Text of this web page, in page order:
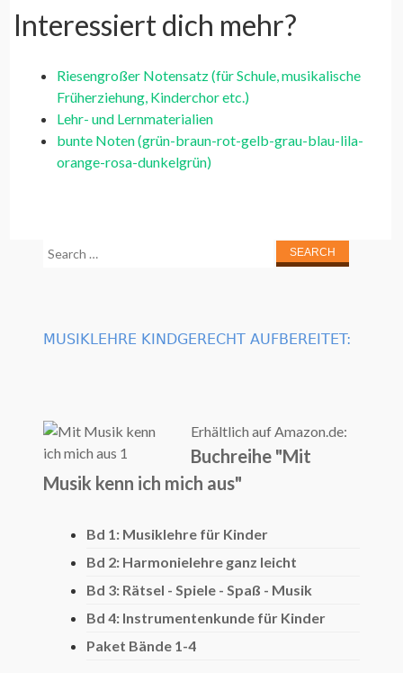
Interessiert dich mehr?
Riesengroßer Notensatz (für Schule, musikalische
Früherziehung, Kinderchor etc.)
Lehr- und Lernmaterialien
bunte Noten (grün-braun-rot-gelb-grau-blau-lila-
orange-rosa-dunkelgrün)
Search
MUSIKLEHRE KINDGERECHT AUFBEREITET:
Erhältlich auf Amazon.de:
Buchreihe "Mit
Musik kenn ich mich aus"
Bd 1: Musiklehre für Kinder
Bd 2: Harmonielehre ganz leicht
Bd 3: Rätsel - Spiele - Spaß - Musik
Bd 4: Instrumentenkunde für Kinder
Paket Bände 1-4